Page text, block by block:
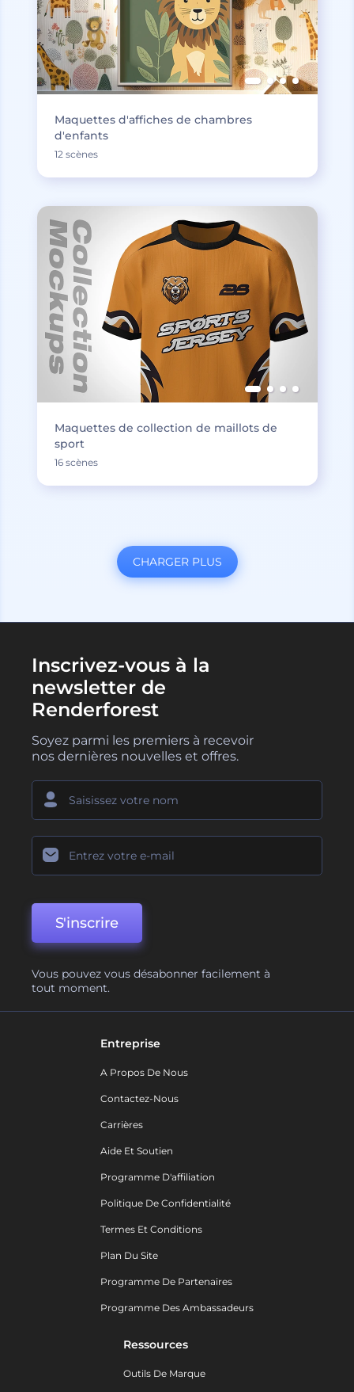
Maquettes d'affiches de chambres
d'enfants
12 scènes
Maquettes de collection de maillots de
sport
16 scènes
CHARGER PLUS
Inscrivez-vous à la
newsletter de
Renderforest
Soyez parmi les premiers à recevoir
nos dernières nouvelles et offres.
S'inscrire
Vous pouvez vous désabonner facilement à
tout moment.
Entreprise
A Propos De Nous
Contactez-Nous
Carrières
Aide Et Soutien
Programme D'affiliation
Politique De Confidentialité
Termes Et Conditions
Plan Du Site
Programme De Partenaires
Programme Des Ambassadeurs
Ressources
Outils De Marque